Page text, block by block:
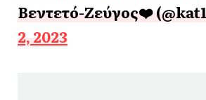
Βεντετό-Ζεύγος❤️
2, 2023